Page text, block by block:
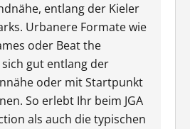
entlang der Kieler
Urbanere Formate wie
oder Beat the
gut entlang der
oder mit Startpunkt
So erlebt Ihr beim JGA
als auch die typischen